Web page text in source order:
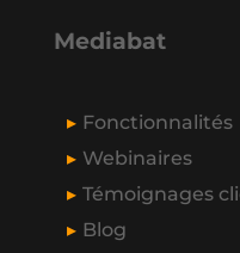
Mediabat
Fonctionnalités
Webinaires
Témoignages
Blog